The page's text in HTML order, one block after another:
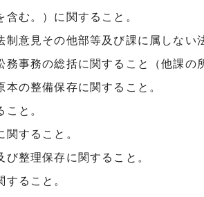
含む。）に関すること。
制意見その他部等及び課に属しない
務事務の総括に関すること（他課の
本の整備保存に関すること。
と。
すること。
び整理保存に関すること。
ること。